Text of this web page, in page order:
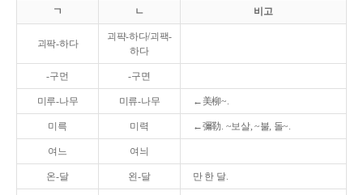
ㄱ ㄴ 비고
괴팍-하다
괴퍅-하다/괴팩-
하다
-구먼 -구면
미루-나무 미류-나무 ←美柳~.
미륵 미력 ←彌勒. ~보살, ~불, 돌~.
여느 여늬
온-달 왼-달 만 한 달.